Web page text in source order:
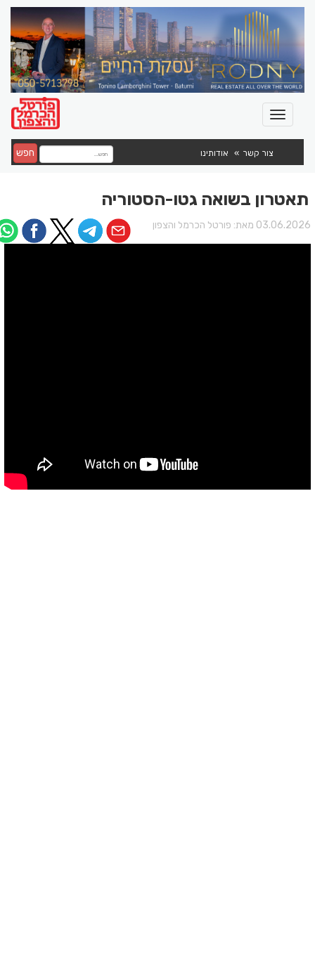
צור קשר אודותינו חפש
תאטרון בשואה גטו-הסטוריה
מאת: פורטל הכרמל והצפון